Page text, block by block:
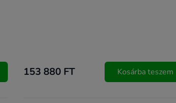
153 880 FT Kosárba teszem